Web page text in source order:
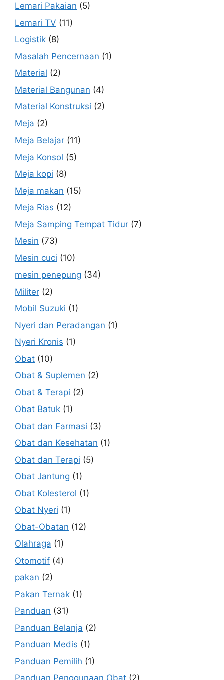
Lemari Pakaian (5)
Lemari TV (11)
Logistik (8)
Masalah Pencernaan (1)
Material (2)
Material Bangunan (4)
Material Konstruksi (2)
Meja (2)
Meja Belajar (11)
Meja Konsol (5)
Meja kopi (8)
Meja makan (15)
Meja Rias (12)
Meja Samping Tempat Tidur (7)
Mesin (73)
Mesin cuci (10)
mesin penepung (34)
Militer (2)
Mobil Suzuki (1)
Nyeri dan Peradangan (1)
Nyeri Kronis (1)
Obat (10)
Obat & Suplemen (2)
Obat & Terapi (2)
Obat Batuk (1)
Obat dan Farmasi (3)
Obat dan Kesehatan (1)
Obat dan Terapi (5)
Obat Jantung (1)
Obat Kolesterol (1)
Obat Nyeri (1)
Obat-Obatan (12)
Olahraga (1)
Otomotif (4)
pakan (2)
Pakan Ternak (1)
Panduan (31)
Panduan Belanja (2)
Panduan Medis (1)
Panduan Pemilih (1)